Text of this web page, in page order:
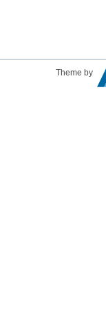
Theme by